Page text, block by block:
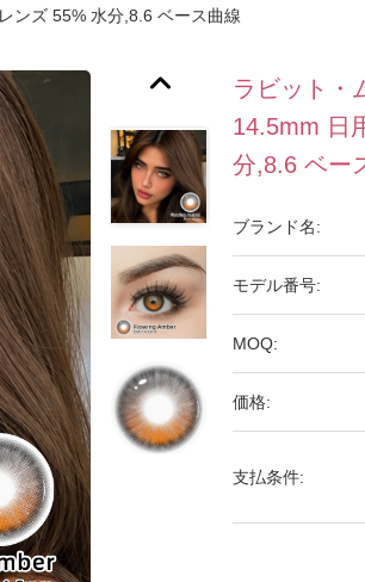
ンズ 55% 水分,8.6 ベース曲線
ラビット・
14.5mm 日
分,8.6 ベー
ブランド名:
モデル番号:
MOQ:
価格:
支払条件: